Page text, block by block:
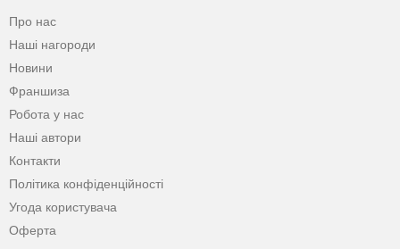
Про нас
Наші нагороди
Новини
Франшиза
Робота у нас
Наші автори
Контакти
Політика конфіденційності
Угода користувача
Оферта